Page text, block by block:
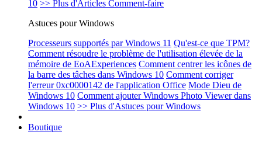
10 >> Plus d'Articles Comment-faire
Astuces pour Windows
Processeurs supportés par Windows 11 Qu'est-ce que TPM?
Comment résoudre le problème de l'utilisation élevée de la
mémoire de EoAExperiences Comment centrer les icônes de
la barre des tâches dans Windows 10 Comment corriger
l'erreur 0xc0000142 de l'application Office Mode Dieu de
Windows 10 Comment ajouter Windows Photo Viewer dans
Windows 10 >> Plus d'Astuces pour Windows
Boutique